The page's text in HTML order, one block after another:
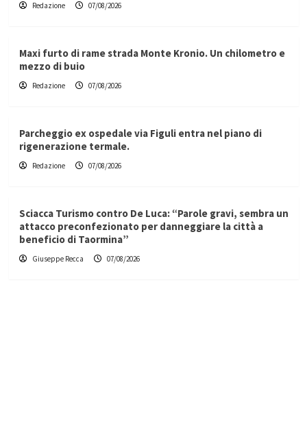
Redazione 07/08/2026
Maxi furto di rame strada Monte Kronio. Un chilometro e
mezzo di buio
Redazione 07/08/2026
Parcheggio ex ospedale via Figuli entra nel piano di
rigenerazione termale.
Redazione 07/08/2026
Sciacca Turismo contro De Luca: “Parole gravi, sembra un
attacco preconfezionato per danneggiare la città a
beneficio di Taormina”
Giuseppe Recca 07/08/2026